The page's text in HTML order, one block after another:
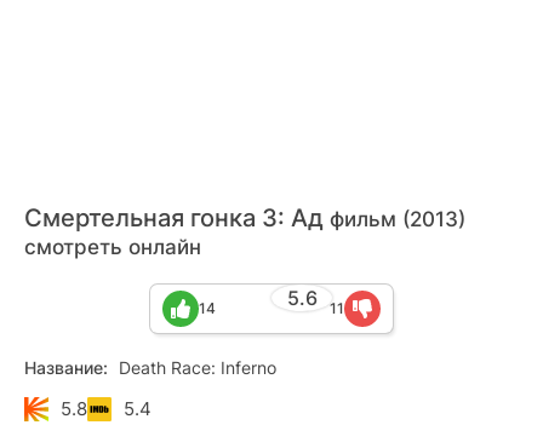
Смертельная гонка 3: Ад фильм (2013)
смотреть онлайн
5.6
14 11
Название: Death Race: Inferno
5.8 5.4